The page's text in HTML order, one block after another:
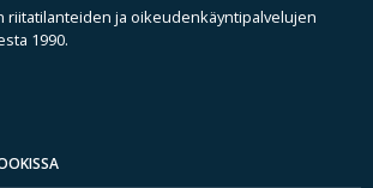
riitatilanteiden ja oikeudenkäyntipalvelujen
1990.